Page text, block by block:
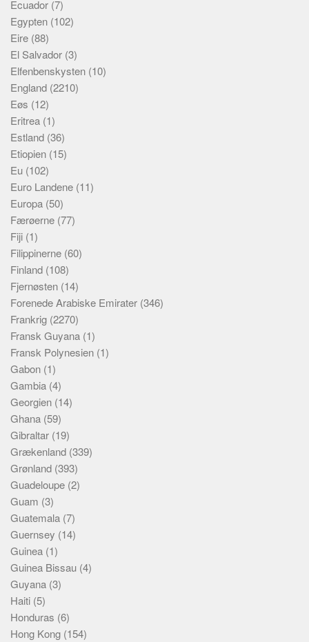
Ecuador (7)
Egypten (102)
Eire (88)
El Salvador (3)
Elfenbenskysten (10)
England (2210)
Eøs (12)
Eritrea (1)
Estland (36)
Etiopien (15)
Eu (102)
Euro Landene (11)
Europa (50)
Færøerne (77)
Fiji (1)
Filippinerne (60)
Finland (108)
Fjernøsten (14)
Forenede Arabiske Emirater (346)
Frankrig (2270)
Fransk Guyana (1)
Fransk Polynesien (1)
Gabon (1)
Gambia (4)
Georgien (14)
Ghana (59)
Gibraltar (19)
Grækenland (339)
Grønland (393)
Guadeloupe (2)
Guam (3)
Guatemala (7)
Guernsey (14)
Guinea (1)
Guinea Bissau (4)
Guyana (3)
Haiti (5)
Honduras (6)
Hong Kong (154)